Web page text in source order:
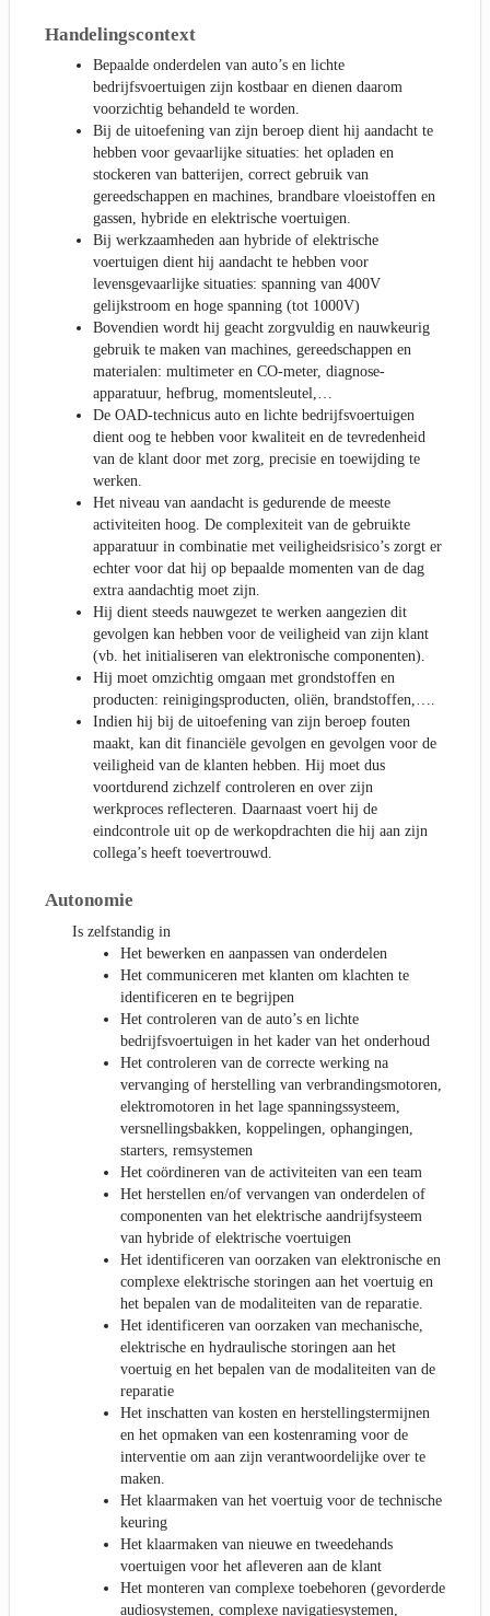
Handelingscontext
Bepaalde onderdelen van auto’s en lichte
bedrijfsvoertuigen zijn kostbaar en dienen daarom
voorzichtig behandeld te worden.
Bij de uitoefening van zijn beroep dient hij aandacht te
hebben voor gevaarlijke situaties: het opladen en
stockeren van batterijen, correct gebruik van
gereedschappen en machines, brandbare vloeistoffen en
gassen, hybride en elektrische voertuigen.
Bij werkzaamheden aan hybride of elektrische
voertuigen dient hij aandacht te hebben voor
levensgevaarlijke situaties: spanning van 400V
gelijkstroom en hoge spanning (tot 1000V)
Bovendien wordt hij geacht zorgvuldig en nauwkeurig
gebruik te maken van machines, gereedschappen en
materialen: multimeter en CO-meter, diagnose-
apparatuur, hefbrug, momentsleutel,…
De OAD-technicus auto en lichte bedrijfsvoertuigen
dient oog te hebben voor kwaliteit en de tevredenheid
van de klant door met zorg, precisie en toewijding te
werken.
Het niveau van aandacht is gedurende de meeste
activiteiten hoog. De complexiteit van de gebruikte
apparatuur in combinatie met veiligheidsrisico’s zorgt er
echter voor dat hij op bepaalde momenten van de dag
extra aandachtig moet zijn.
Hij dient steeds nauwgezet te werken aangezien dit
gevolgen kan hebben voor de veiligheid van zijn klant
(vb. het initialiseren van elektronische componenten).
Hij moet omzichtig omgaan met grondstoffen en
producten: reinigingsproducten, oliën, brandstoffen,….
Indien hij bij de uitoefening van zijn beroep fouten
maakt, kan dit financiële gevolgen en gevolgen voor de
veiligheid van de klanten hebben. Hij moet dus
voortdurend zichzelf controleren en over zijn
werkproces reflecteren. Daarnaast voert hij de
eindcontrole uit op de werkopdrachten die hij aan zijn
collega’s heeft toevertrouwd.
Autonomie
Is zelfstandig in
Het bewerken en aanpassen van onderdelen
Het communiceren met klanten om klachten te
identificeren en te begrijpen
Het controleren van de auto’s en lichte
bedrijfsvoertuigen in het kader van het onderhoud
Het controleren van de correcte werking na
vervanging of herstelling van verbrandingsmotoren,
elektromotoren in het lage spanningssysteem,
versnellingsbakken, koppelingen, ophangingen,
starters, remsystemen
Het coördineren van de activiteiten van een team
Het herstellen en/of vervangen van onderdelen of
componenten van het elektrische aandrijfsysteem
van hybride of elektrische voertuigen
Het identificeren van oorzaken van elektronische en
complexe elektrische storingen aan het voertuig en
het bepalen van de modaliteiten van de reparatie.
Het identificeren van oorzaken van mechanische,
elektrische en hydraulische storingen aan het
voertuig en het bepalen van de modaliteiten van de
reparatie
Het inschatten van kosten en herstellingstermijnen
en het opmaken van een kostenraming voor de
interventie om aan zijn verantwoordelijke over te
maken.
Het klaarmaken van het voertuig voor de technische
keuring
Het klaarmaken van nieuwe en tweedehands
voertuigen voor het afleveren aan de klant
Het monteren van complexe toebehoren (gevorderde
audiosystemen, complexe navigatiesystemen,